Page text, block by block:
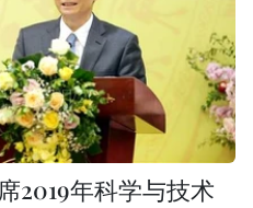
2019年科学与技术